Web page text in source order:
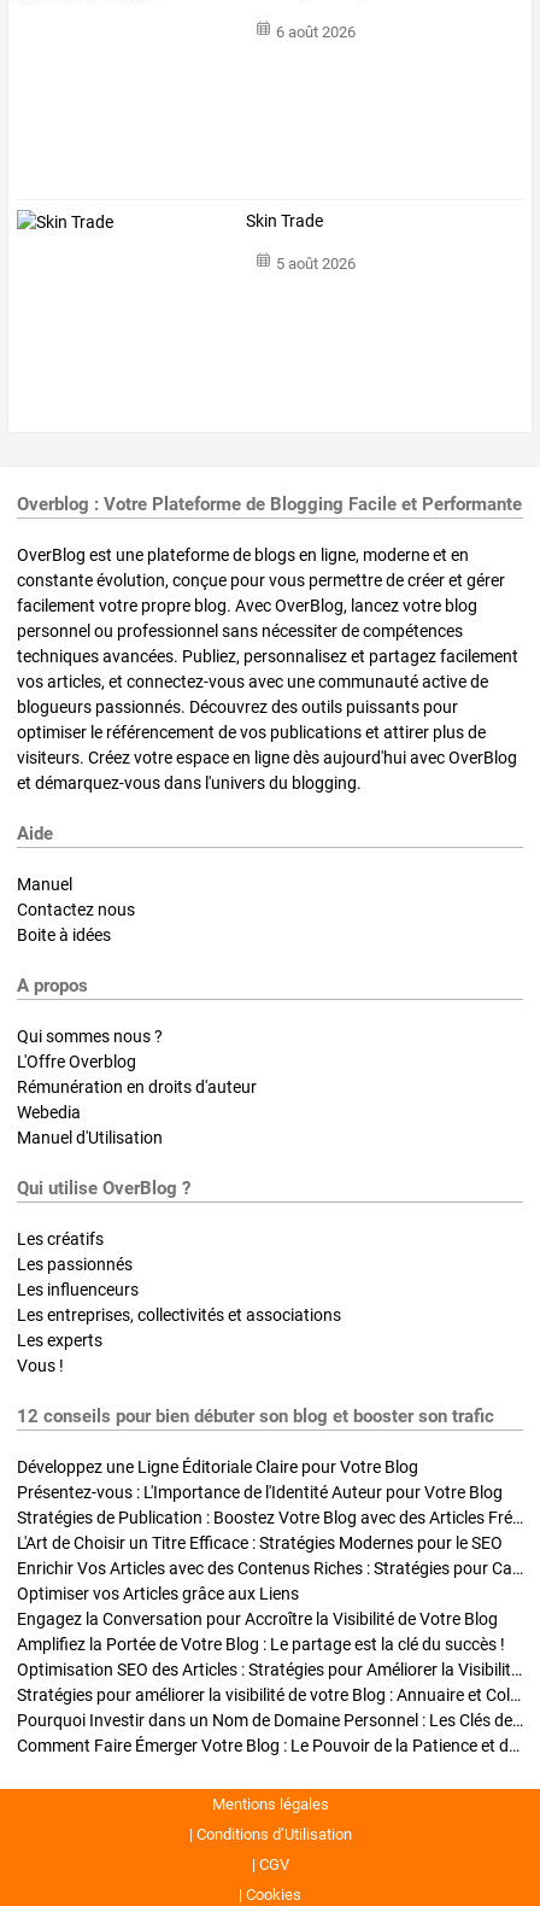
6 août 2026
Skin Trade
5 août 2026
Overblog : Votre Plateforme de Blogging Facile et Performante
OverBlog est une plateforme de blogs en ligne, moderne et en
constante évolution, conçue pour vous permettre de créer et gérer
facilement votre propre blog. Avec OverBlog, lancez votre blog
personnel ou professionnel sans nécessiter de compétences
techniques avancées. Publiez, personnalisez et partagez facilement
vos articles, et connectez-vous avec une communauté active de
blogueurs passionnés. Découvrez des outils puissants pour
optimiser le référencement de vos publications et attirer plus de
visiteurs. Créez votre espace en ligne dès aujourd'hui avec OverBlog
et démarquez-vous dans l'univers du blogging.
Aide
Manuel
Contactez nous
Boite à idées
A propos
Qui sommes nous ?
L'Offre Overblog
Rémunération en droits d'auteur
Webedia
Manuel d'Utilisation
Qui utilise OverBlog ?
Les créatifs
Les passionnés
Les influenceurs
Les entreprises, collectivités et associations
Les experts
Vous !
12 conseils pour bien débuter son blog et booster son trafic
Développez une Ligne Éditoriale Claire pour Votre Blog
Présentez-vous : L'Importance de l'Identité Auteur pour Votre Blog
Stratégies de Publication : Boostez Votre Blog avec des Articles Fréquents et Exclusifs
L'Art de Choisir un Titre Efficace : Stratégies Modernes pour le SEO
Enrichir Vos Articles avec des Contenus Riches : Stratégies pour Captiver et Optimiser
Optimiser vos Articles grâce aux Liens
Engagez la Conversation pour Accroître la Visibilité de Votre Blog
Amplifiez la Portée de Votre Blog : Le partage est la clé du succès !
Optimisation SEO des Articles : Stratégies pour Améliorer la Visibilité de Votre Blog
Stratégies pour améliorer la visibilité de votre Blog : Annuaire et Collaborations
Pourquoi Investir dans un Nom de Domaine Personnel : Les Clés de la Réussite de Votre Blog
Comment Faire Émerger Votre Blog : Le Pouvoir de la Patience et de la Persévérance
Mentions légales
Conditions d’Utilisation
CGV
Cookies